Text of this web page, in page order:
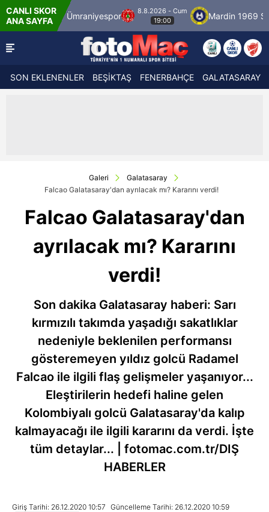
CANLI SKOR
ANA SAYFAÜmraniyespor
8.8.2026 - Cum
19:00
Mardin 1969 Spor
SON EKLENENLER BEŞİKTAŞ FENERBAHÇE GALATASARAY
Galeri
Galatasaray
Falcao Galatasaray'dan ayrılacak mı? Kararını verdi!
Falcao Galatasaray'dan
ayrılacak mı? Kararını
verdi!
Son dakika Galatasaray haberi: Sarı
kırmızılı takımda yaşadığı sakatlıklar
nedeniyle beklenilen performansı
gösteremeyen yıldız golcü Radamel
Falcao ile ilgili flaş gelişmeler yaşanıyor...
Eleştirilerin hedefi haline gelen
Kolombiyalı golcü Galatasaray'da kalıp
kalmayacağı ile ilgili kararını da verdi. İşte
tüm detaylar... | fotomac.com.tr/DIŞ
HABERLER
Giriş Tarihi: 26.12.2020 10:57 Güncelleme Tarihi: 26.12.2020 10:59